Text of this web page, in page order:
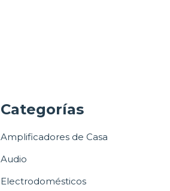
Categorías
Amplificadores de Casa
Audio
Electrodomésticos